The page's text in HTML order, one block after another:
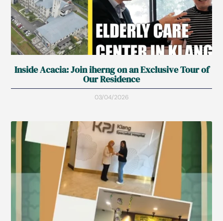
Inside Acacia: Join iherng on an Exclusive Tour of
Our Residence
03/04/2026